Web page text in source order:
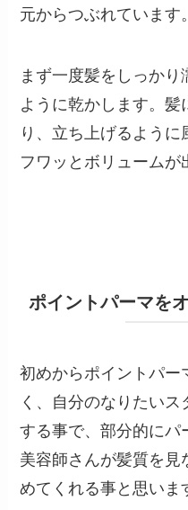
元からつぶれています。
まず一度髪をしっか
ように乾かします。髪
り、立ち上げるように
フワッとボリュームが
ポイントパーマを
初めからポイントパー
く、自分のなりたい
する事で、部分的にパ
美容師さんが髪質を見
めてくれる事と思いま